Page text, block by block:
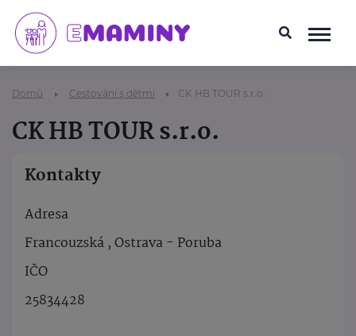
Domů Cestování s dětmi CK HB TOUR s.r.o.
CK HB TOUR s.r.o.
Kontakty
Adresa
Francouzská , Ostrava - Poruba
IČO
25834428